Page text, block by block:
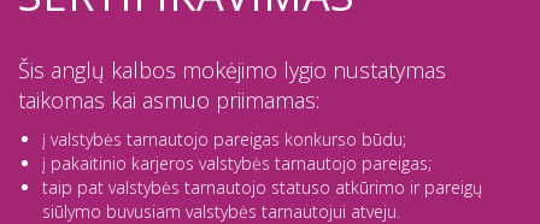
Šis anglų kalbos mokėjimo lygio nustatymas
taikomas kai asmuo priimamas:
į valstybės tarnautojo pareigas konkurso būdu;
į pakaitinio karjeros valstybės tarnautojo pareigas;
taip pat valstybės tarnautojo statuso atkūrimo ir pareigų
siūlymo buvusiam valstybės tarnautojui atveju.